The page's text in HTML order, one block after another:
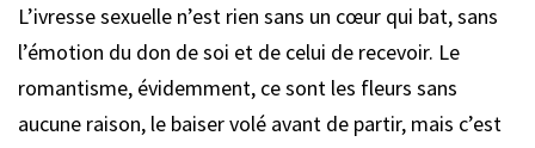
L’ivresse sexuelle n’est rien sans un cœur qui bat, sans
l’émotion du don de soi et de celui de recevoir. Le
romantisme, évidemment, ce sont les fleurs sans
aucune raison, le baiser volé avant de partir, mais c’est